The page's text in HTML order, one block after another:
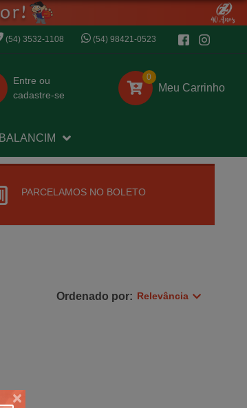
(54) 3532-1108 (54) 98421-0523
Entreou
cadastre-se
0
Meu Carrinho
BALANCIM
PARCELAMOS NO BOLETO
Ordenado por: Relevância
×